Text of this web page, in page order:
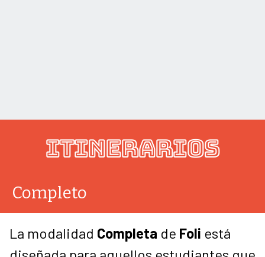
ITINERARIOS
Completo
La modalidad Completa de Foli está